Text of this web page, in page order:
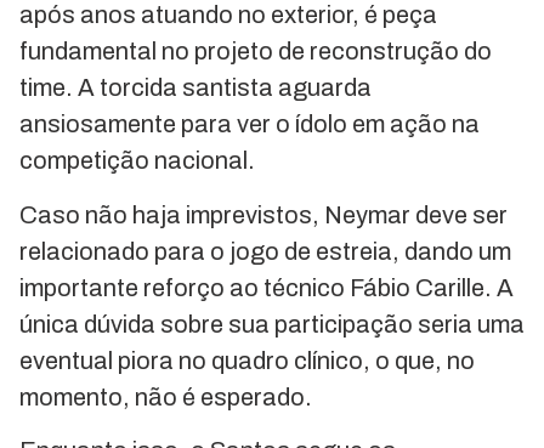
após anos atuando no exterior, é peça
fundamental no projeto de reconstrução do
time. A torcida santista aguarda
ansiosamente para ver o ídolo em ação na
competição nacional.
Caso não haja imprevistos, Neymar deve ser
relacionado para o jogo de estreia, dando um
importante reforço ao técnico Fábio Carille. A
única dúvida sobre sua participação seria uma
eventual piora no quadro clínico, o que, no
momento, não é esperado.